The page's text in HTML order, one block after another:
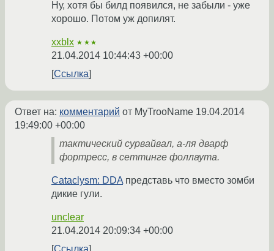
Ну, хотя бы билд появился, не забыли - уже
хорошо. Потом уж допилят.
xxblx ★★★
21.04.2014 10:44:43 +00:00
Ссылка
Ответ на: комментарий от MyTrooName 19.04.2014
19:49:00 +00:00
тактический сурвайвал, а-ля дварф
фортресс, в сеттинге фоллаута.
Cataclysm: DDAпредставь что вместо зомби
дикие гули.
unclear
21.04.2014 20:09:34 +00:00